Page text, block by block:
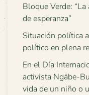
Bloque Verde:
de esperanza”
Situación política
político en plena
En el Día
activista Ngäbe-
vida de un niño o